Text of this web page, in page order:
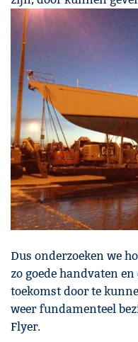
Dus onderzoeken we
zo goede handvaten
toekomst door te
weer fundamenteel
Flyer.